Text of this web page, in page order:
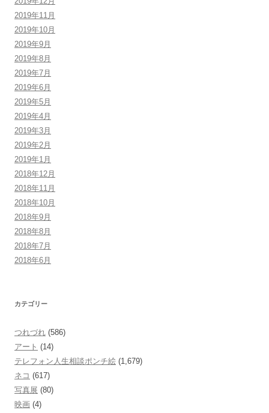
2019年11月
2019年10月
2019年9月
2019年8月
2019年7月
2019年6月
2019年5月
2019年4月
2019年3月
2019年2月
2019年1月
2018年12月
2018年11月
2018年10月
2018年9月
2018年8月
2018年7月
2018年6月
カテゴリー
つれづれ (586)
アート (14)
テレフォン人生相談ポンチ絵 (1,679)
ネコ (617)
写真展 (80)
映画 (4)